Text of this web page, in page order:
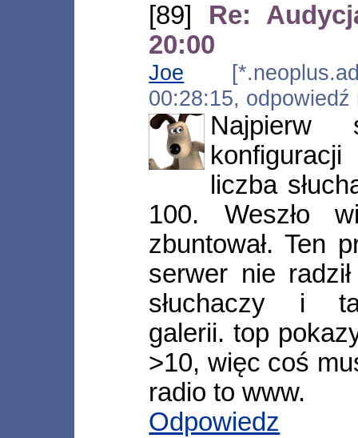
[89] Re:
20:00
Joe
00:28:15,
liczba
100. Weszło
zbuntował. Ten
serwer nie
słuchaczy i
galerii. top
>10, więc coś
radio to www.
Odpowiedz